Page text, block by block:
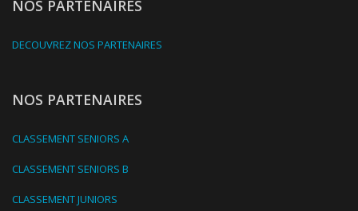
NOS PARTENAIRES
DECOUVREZ NOS PARTENAIRES
NOS PARTENAIRES
CLASSEMENT SENIORS A
CLASSEMENT SENIORS B
CLASSEMENT JUNIORS